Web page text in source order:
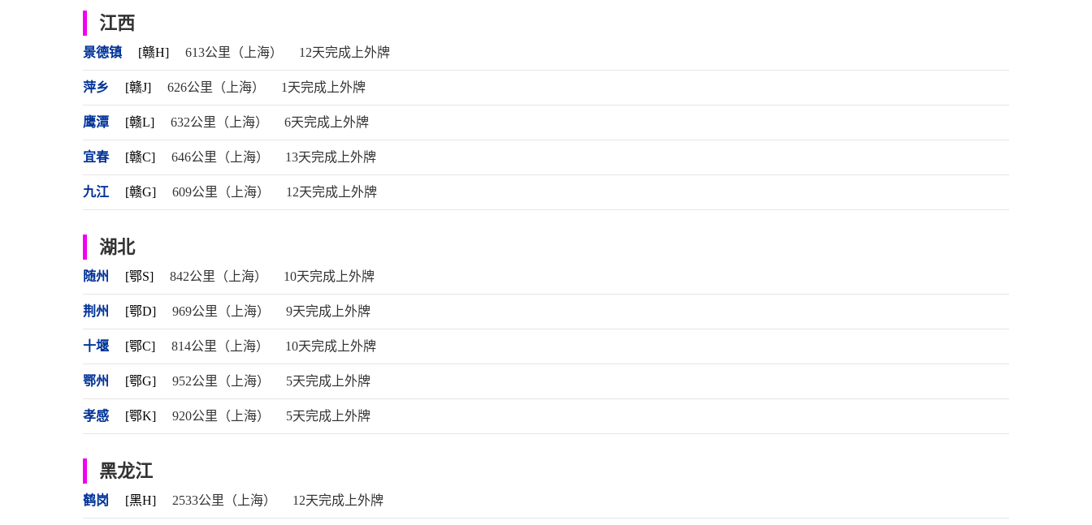
江西
景德镇 [赣H] 613公里（上海） 12天完成上外牌
萍乡 [赣J] 626公里（上海） 1天完成上外牌
鹰潭 [赣L] 632公里（上海） 6天完成上外牌
宜春 [赣C] 646公里（上海） 13天完成上外牌
九江 [赣G] 609公里（上海） 12天完成上外牌
湖北
随州 [鄂S] 842公里（上海） 10天完成上外牌
荆州 [鄂D] 969公里（上海） 9天完成上外牌
十堰 [鄂C] 814公里（上海） 10天完成上外牌
鄂州 [鄂G] 952公里（上海） 5天完成上外牌
孝感 [鄂K] 920公里（上海） 5天完成上外牌
黑龙江
鹤岗 [黑H] 2533公里（上海） 12天完成上外牌